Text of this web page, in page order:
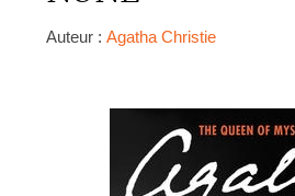
Auteur : Agatha Christie